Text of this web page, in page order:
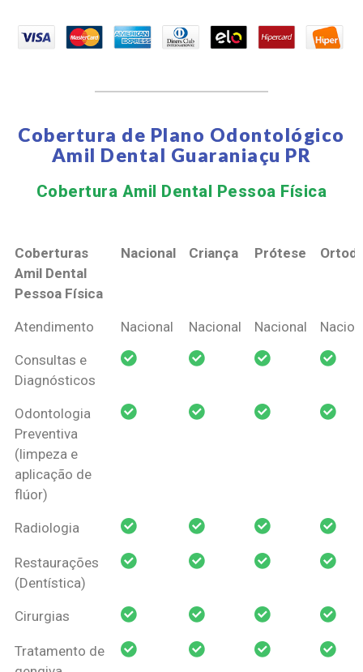
Cobertura de Plano Odontológico
Amil Dental Guaraniaçu PR
Cobertura Amil Dental Pessoa Física​
Coberturas
Amil Dental
Pessoa Física
Nacional Criança Prótese
Coberturas
Pessoa Física
Nacional Criança Prótese
Atendimento Nacional Nacional Nacional
Consultas e
Diagnósticos
Odontologia
Preventiva
(limpeza e
aplicação de
flúor)
Radiologia
Restaurações
(Dentística)
Cirurgias
Tratamento de